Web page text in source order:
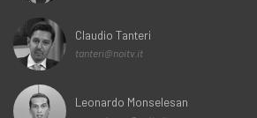
Claudio Tanteri
tanteri@noitv.it
Leonardo Monselesan